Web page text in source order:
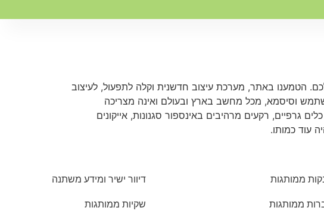
הטמענו באתר, מערכת עיצוב חדשנית וקלה לתפעול, לעיצוב
וסיסמא, מכל מחשב בארץ ובעולם ואינה מצריכה
רקעים מרהיבים באינספור סגנונות, אייקונים
עוד כמותו.
ממותגות
ממותגות
דיוור ישיר ומידע משתנה
שקיות ממותגות